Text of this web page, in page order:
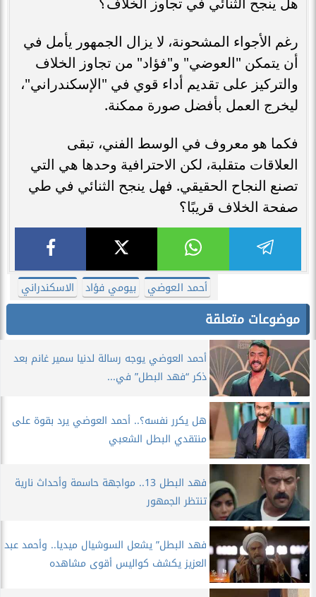
رغم الأجواء المشحونة، لا يزال الجمهور يأمل في
أن يتمكن "العوضي" و"فؤاد" من تجاوز الخلاف
والتركيز على تقديم أداء قوي في "الإسكندراني"،
ليخرج العمل بأفضل صورة ممكنة.
فكما هو معروف في الوسط الفني، تبقى
العلاقات متقلبة، لكن الاحترافية وحدها هي التي
تصنع النجاح الحقيقي. فهل ينجح الثنائي في طي
صفحة الخلاف قريبًا؟
أحمد العوضي بيومي فؤاد الاسكندراني
موضوعات متعلقة
أحمد العوضي يوجه رسالة لدنيا سمير غانم بعد
ذكر “فهد البطل” في...
هل يكرر نفسه؟.. أحمد العوضي يرد بقوة على
منتقدي البطل الشعبي
فهد البطل 13.. مواجهة حاسمة وأحداث نارية
تنتظر الجمهور
فهد البطل” يشعل السوشيال ميديا.. وأحمد عبد
العزيز يكشف كواليس أقوى مشاهده